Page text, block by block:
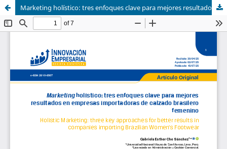
Marketing holístico: tres enfoques clave para mejores resultados en empresas importadoras de calzado brasilero femenino